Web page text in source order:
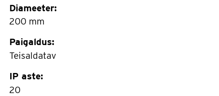
Diameeter:
200 mm
Paigaldus:
Teisaldatav
IP aste:
20